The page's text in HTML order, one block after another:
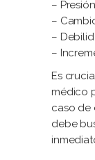
–
–
–
–
Es
médico
caso de
debe